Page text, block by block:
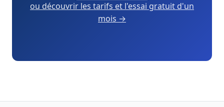
ou découvrir les tarifs et l'essai gratuit d'un
mois →